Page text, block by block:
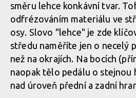
Pembree D3A Large - britská
gripem
Pembree D3A Large - britská
gripem
Pembree D3A Large - britská
gripem
směru lehce konkávní tvar.
odfrézováním materiálu ve
osy. Slovo "lehce" je zde
středu naměříte jen o necelý
než na okrajích. Na bocích
naopak tělo pedálu o stejnou
nad úroveň přední a zadní